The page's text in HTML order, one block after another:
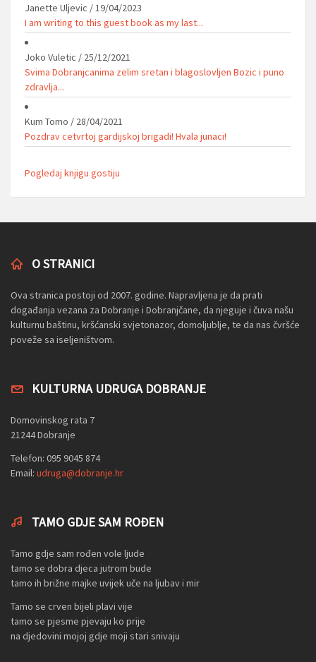
Janette Uljevic /19/04/2023
I am writing to this guest book as my last...
Joko Vuletic / 25/12/2021
Svima Dobranjcanima zelim sretan i blagoslovljen Bozic i puno
zdravlja...
Kum Tomo / 28/04/2021
Pozdrav cetvrtoj gardijskoj brigadi! Hvala junaci!
Pogledaj knjigu gostiju
O STRANICI
Ova stranica postoji od 2007. godine. Napravljena je da prati
događanja vezana za Dobranje i Dobranjčane, da njeguje i čuva našu
kulturnu baštinu, kršćanski svjetonazor, domoljublje, te da nas čvršće
poveže sa iseljeništvom.
KULTURNA UDRUGA DOBRANJE
Domovinskog rata 7
21244 Dobranje
Telefon: 095 9045 874
Email: udruga@dobranje.hr
TAMO GDJE SAM ROĐEN
Tamo gdje sam rođen vole ljude
tamo se dobra djeca jutrom bude
tamo ih brižne majke uvijek uče na ljubav i mir
Tamo se crven bijeli plavi vije
tamo se pjesme pjevaju ko prije
na djedovini mojoj gdje moji stari snivaju